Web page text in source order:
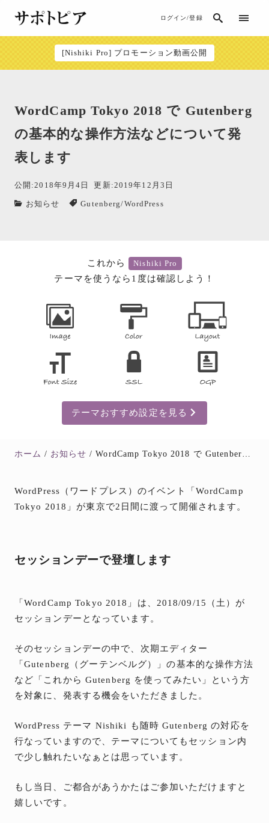
ログイン/登録
[Nishiki Pro] プロモーション動画公開
WordCamp Tokyo 2018 で Gutenberg
の基本的な操作方法などについて発
表します
公開:2018年9月4日 更新:2019年12月3日
お知らせ Gutenberg/WordPress
これから Nishiki Pro
テーマを使うなら1度は確認しよう！
テーマおすすめ設定を見る
ホーム お知らせ WordCamp Tokyo 2018 で Gutenberg の基本的な操作方法などについて発表します
WordPress（ワードプレス）のイベント「WordCamp
Tokyo 2018」が東京で2日間に渡って開催されます。
セッションデーで登壇します
「WordCamp Tokyo 2018」は、2018/09/15（土）が
セッションデーとなっています。
そのセッションデーの中で、次期エディター
「Gutenberg（グーテンベルグ）」の基本的な操作方法
など「これから Gutenberg を使ってみたい」という方
を対象に、発表する機会をいただきました。
WordPress テーマ Nishiki も随時 Gutenberg の対応を
行なっていますので、テーマについてもセッション内
で少し触れたいなぁとは思っています。
もし当日、ご都合があうかたはご参加いただけますと
嬉しいです。